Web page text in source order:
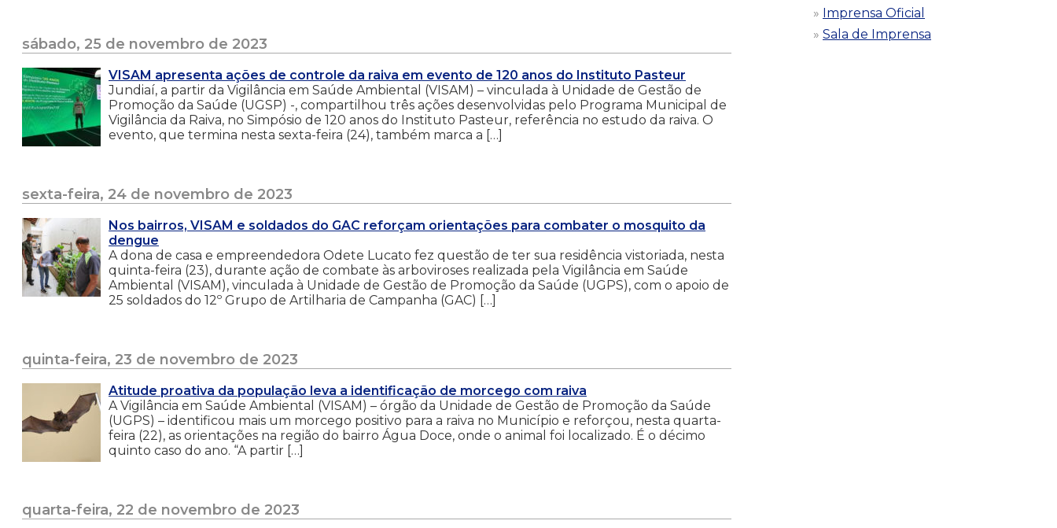
sábado, 25 de novembro de 2023
VISAM apresenta ações de controle da raiva em evento de 120 anos do Instituto Pasteur
Jundiaí, a partir da Vigilância em Saúde Ambiental (VISAM) – vinculada à Unidade de Gestão de
Promoção da Saúde (UGSP) -, compartilhou três ações desenvolvidas pelo Programa Municipal de
Vigilância da Raiva, no Simpósio de 120 anos do Instituto Pasteur, referência no estudo da raiva. O
evento, que termina nesta sexta-feira (24), também marca a […]
sexta-feira, 24 de novembro de 2023
Nos bairros, VISAM e soldados do GAC reforçam orientações para combater o mosquito da
dengue
A dona de casa e empreendedora Odete Lucato fez questão de ter sua residência vistoriada, nesta
quinta-feira (23), durante ação de combate às arboviroses realizada pela Vigilância em Saúde
Ambiental (VISAM), vinculada à Unidade de Gestão de Promoção da Saúde (UGPS), com o apoio de
25 soldados do 12º Grupo de Artilharia de Campanha (GAC) […]
quinta-feira, 23 de novembro de 2023
Atitude proativa da população leva a identificação de morcego com raiva
A Vigilância em Saúde Ambiental (VISAM) – órgão da Unidade de Gestão de Promoção da Saúde
(UGPS) – identificou mais um morcego positivo para a raiva no Município e reforçou, nesta quarta-
feira (22), as orientações na região do bairro Água Doce, onde o animal foi localizado. É o décimo
quinto caso do ano. “A partir […]
quarta-feira, 22 de novembro de 2023
Imprensa Oficial
Sala de Imprensa